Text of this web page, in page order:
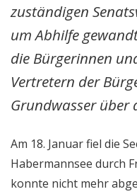
zuständigen
um Abhilfe
die Bürgerinnen
Vertretern der
Grundwasser über
Am 18. Januar fiel die
Habermannsee durch
konnte nicht mehr